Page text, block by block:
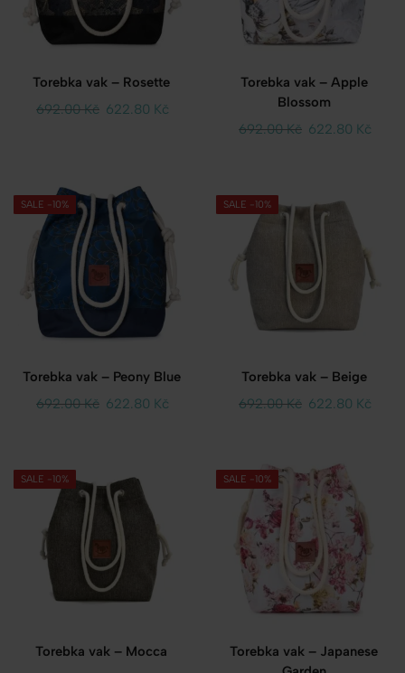
Torebka vak – Rosette
692.00Kč 622.80 Kč
Torebka vak – Apple
Blossom
692.00Kč 622.80 Kč
SALE -10%
Torebka vak – Peony Blue
692.00Kč 622.80 Kč
SALE -10%
Torebka vak – Beige
692.00Kč 622.80 Kč
SALE -10%
Torebka vak – Mocca
SALE -10%
Torebka vak – Japanese